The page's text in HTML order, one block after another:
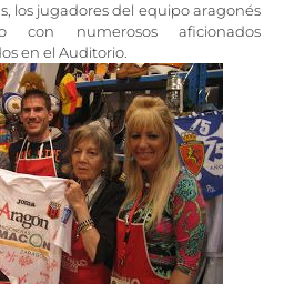
los jugadores del equipo aragonés
con numerosos aficionados
en el Auditorio.